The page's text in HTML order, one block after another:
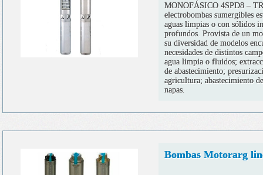
MONOFÁSICO 4SPD8 –
electrobombas sumergibles
aguas limpias o con sólidos
profundos. Provista de un
su diversidad de modelos
necesidades de distintos
agua limpia o fluidos;
de abastecimiento;
agricultura; abastecimiento
napas.
Bombas Motorarg